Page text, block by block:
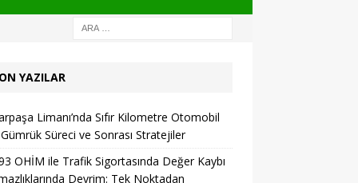
YAZILAR
Limanı’nda Sıfır Kilometre Otomobil
Gümrük Süreci ve Sonrası Stratejiler
OHİM ile Trafik Sigortasında Değer Kaybı
Devrim: Tek Noktadan